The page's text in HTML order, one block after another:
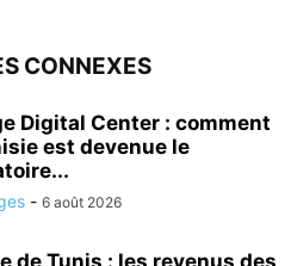
CONNEXES
Digital Center : comment
est devenue le
- 6 août 2026